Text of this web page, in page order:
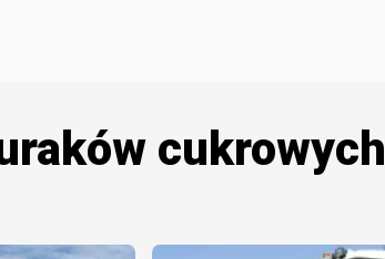
cukrowych